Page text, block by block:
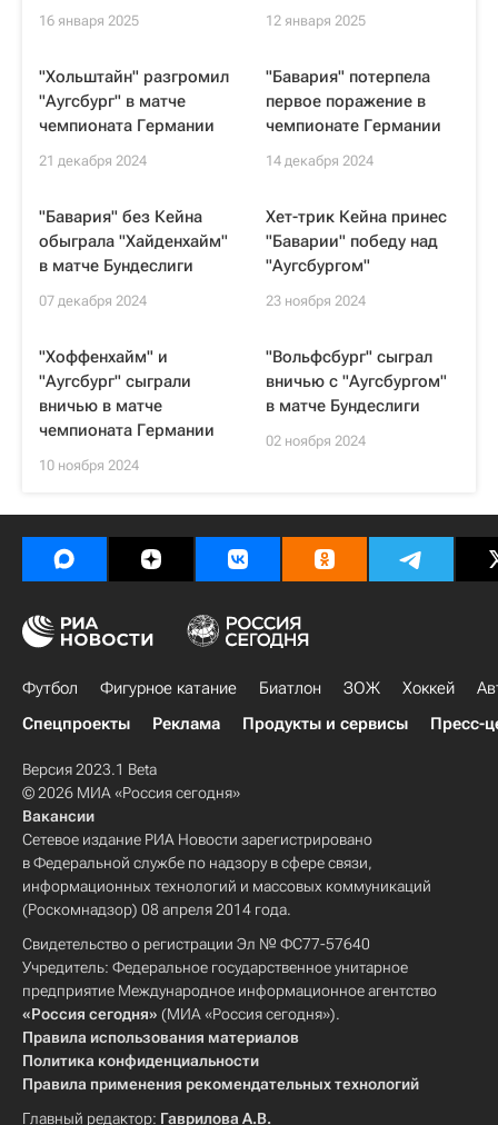
16 января 2025 12 января 2025
"Хольштайн" разгромил
"Аугсбург" в матче
чемпионата Германии
21 декабря 2024
"Бавария" потерпела
первое поражение в
чемпионате Германии
14 декабря 2024
"Бавария" без Кейна
обыграла "Хайденхайм"
в матче Бундеслиги
07 декабря 2024
Хет-трик Кейна принес
"Баварии" победу над
"Аугсбургом"
23 ноября 2024
"Хоффенхайм" и
"Аугсбург" сыграли
вничью в матче
чемпионата Германии
10 ноября 2024
"Вольфсбург" сыграл
вничью с "Аугсбургом"
в матче Бундеслиги
02 ноября 2024
Футбол Фигурное катание Биатлон ЗОЖ Хоккей
Спецпроекты
Реклама Продукты и сервисы Пресс-
Версия 2023.1 Beta
© 2026 МИА «Россия сегодня»
Вакансии
Сетевое издание РИА Новости зарегистрировано
в Федеральной службе по надзору в сфере связи,
информационных технологий и массовых коммуникаций
(Роскомнадзор) 08 апреля 2014 года.
Свидетельство о регистрации Эл № ФС77-57640
Учредитель: Федеральное государственное унитарное
предприятие Международное информационное агентство
«Россия сегодня» (МИА «Россия сегодня»).
Правила использования материалов
Политика конфиденциальности
Правила применения рекомендательных технологий
Главный редактор: Гаврилова А.В.